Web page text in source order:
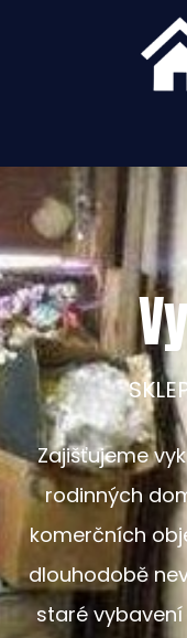
Zajišťujeme
rodinných
komerčních
dlouhodobě
staré